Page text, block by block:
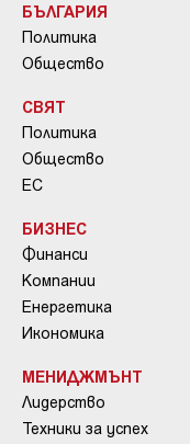
БЪЛГАРИЯ
Политика
Общество
СВЯТ
Политика
Общество
ЕС
БИЗНЕС
Финанси
Компании
Енергетика
Икономика
МЕНИДЖМЪНТ
Лидерство
Техники за успех